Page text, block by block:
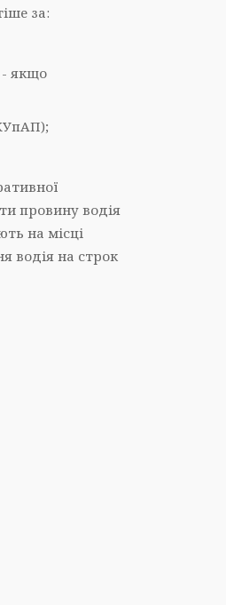
за:
- якщо
провину водія
на місці
водія на строк